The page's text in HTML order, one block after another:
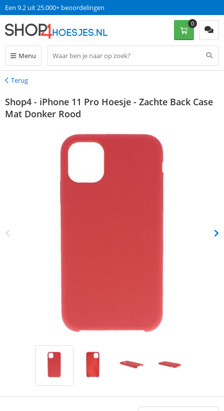
Een 9.2 uit 25.000+ beoordelingen
Menu
0
Terug
Terug
Shop4 - iPhone 11 Pro Hoesje - Zachte Back Case
Mat Donker Rood